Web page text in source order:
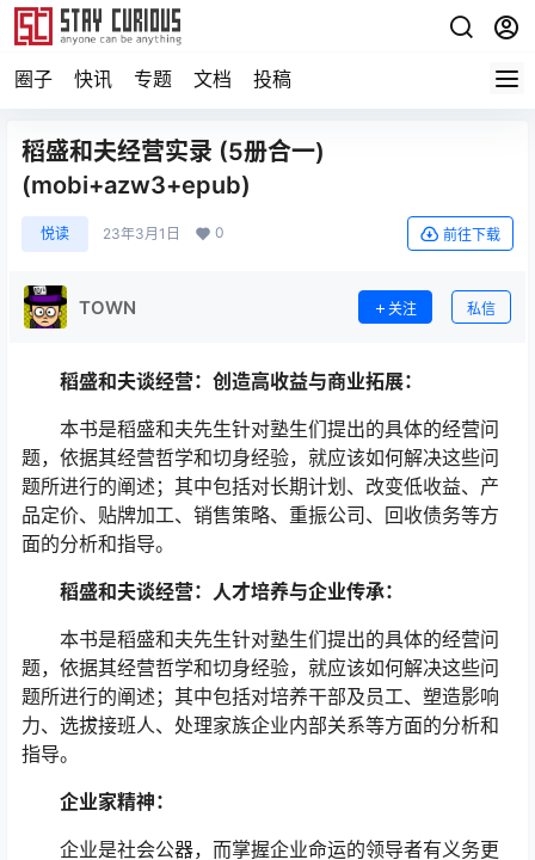
圈子 快讯 专题 文档 投稿
稻盛和夫经营实录 (5册合一)
(mobi+azw3+epub)
悦读 23年3月1日 0 前往下载
TOWN 关注 私信
稻盛和夫谈经营：创造高收益与商业拓展：
本书是稻盛和夫先生针对塾生们提出的具体的经营问
题，依据其经营哲学和切身经验，就应该如何解决这些问
题所进行的阐述；其中包括对长期计划、改变低收益、产
品定价、贴牌加工、销售策略、重振公司、回收债务等方
面的分析和指导。
稻盛和夫谈经营：人才培养与企业传承：
本书是稻盛和夫先生针对塾生们提出的具体的经营问
题，依据其经营哲学和切身经验，就应该如何解决这些问
题所进行的阐述；其中包括对培养干部及员工、塑造影响
力、选拔接班人、处理家族企业内部关系等方面的分析和
指导。
企业家精神：
企业是社会公器，而掌握企业命运的领导者有义务更